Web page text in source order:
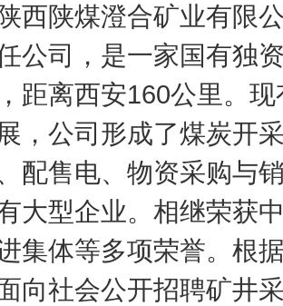
西陕煤澄合矿业有限
公司，是一家国有独
距离西安160公里。
，公司形成了煤炭开
配售电、物资采购与
大型企业。相继荣获
集体等多项荣誉。根
向社会公开招聘矿井